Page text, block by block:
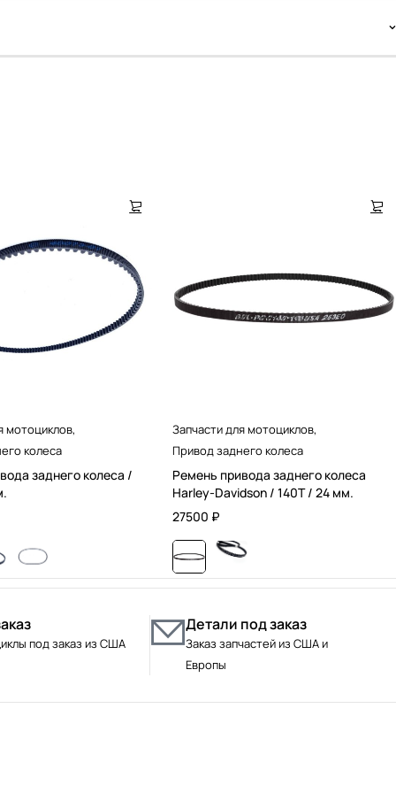
мотоциклов,
колеса
заднего колеса /
Запчасти для мотоциклов,
Привод заднего колеса
Ремень привода заднего колеса
Harley-Davidson / 140T / 24 мм.
27500 ₽
под заказ из США
Детали под заказ
Заказ запчастей из США и
Европы